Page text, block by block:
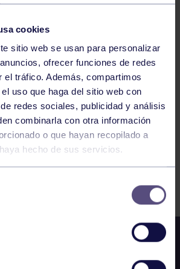
cookies
sitio web se usan para personalizar
ofrecer funciones de redes
el tráfico. Además, compartimos
uso que haga del sitio web con
redes sociales, publicidad y análisis
combinarla con otra información
o que hayan recopilado a
hecho de sus servicios.
LLOBERU – RC
229 230 231 232 233